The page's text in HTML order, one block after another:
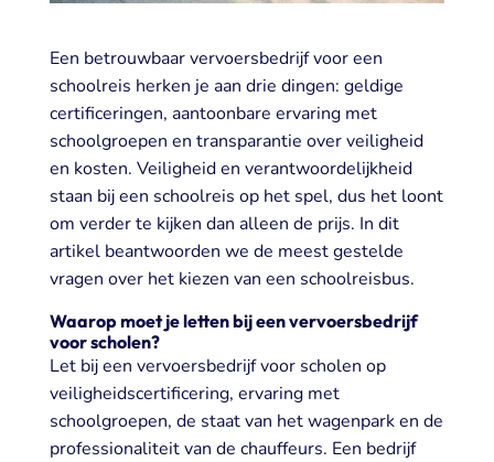
Een betrouwbaar vervoersbedrijf voor een
schoolreis herken je aan drie dingen: geldige
certificeringen, aantoonbare ervaring met
schoolgroepen en transparantie over veiligheid
en kosten. Veiligheid en verantwoordelijkheid
staan bij een schoolreis op het spel, dus het loont
om verder te kijken dan alleen de prijs. In dit
artikel beantwoorden we de meest gestelde
vragen over het kiezen van een schoolreisbus.
Waarop moet je letten bij een vervoersbedrijf
voor scholen?
Let bij een vervoersbedrijf voor scholen op
veiligheidscertificering, ervaring met
schoolgroepen, de staat van het wagenpark en de
professionaliteit van de chauffeurs. Een bedrijf